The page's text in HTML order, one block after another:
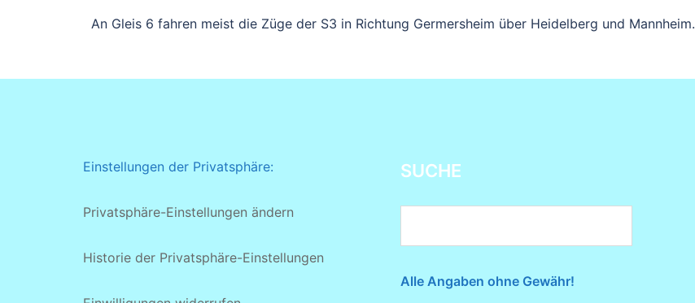
An Gleis 6 fahren meist die Züge der S3 in Richtung Germersheim über Heidelberg und Mannheim.
Einstellungen der Privatsphäre:
Privatsphäre-Einstellungen ändern
Historie der Privatsphäre-Einstellungen
SUCHE
Alle Angaben ohne Gewähr!